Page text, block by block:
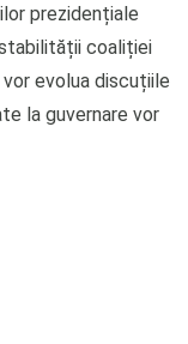
prezidențiale
coaliției
evolua discuțiile
la guvernare vor